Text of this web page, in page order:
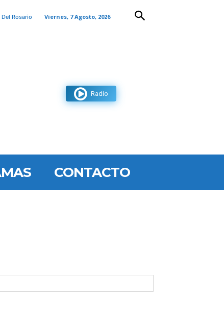
Rosario Viernes, 7 Agosto, 2026
Radio
CONTACTO